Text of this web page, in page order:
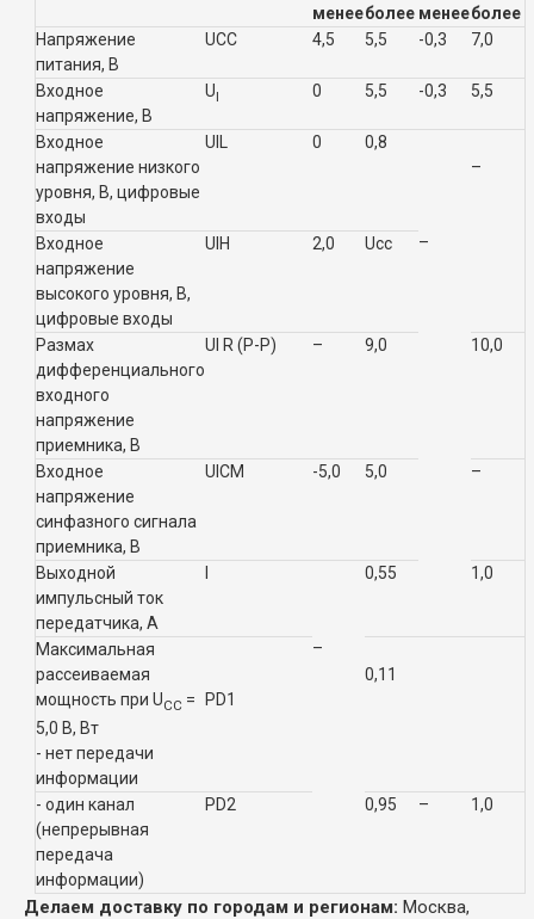
менееболее менееболее
Напряжение
питания, В
UCC 4,5 5,5 -0,3 7,0
Входное
напряжение, В
UI 0 5,5 -0,3 5,5
Входное
напряжение низкого
уровня, В, цифровые
входы
U 0 0,8
–
–
Входное
напряжение
высокого уровня, В,
цифровые входы
U IH 2,0 Ucc
Размах
дифференциального
входного
напряжение
приемника, В
U I R (Р-Р) – 9,0 10,0
Входное
напряжение
синфазного сигнала
приемника, В
U ICM -5,0 5,0 –
Выходной
импульсный ток
передатчика, А
–
0,55 1,0
Максимальная
рассеиваемая
мощность при UCC =
5,0 В, Вт
- нет передачи
информации
PD1
0,11
- один канал
(непрерывная
передача
информации)
PD2 0,95 – 1,0
Делаем доставку по городам и регионам: Москва,